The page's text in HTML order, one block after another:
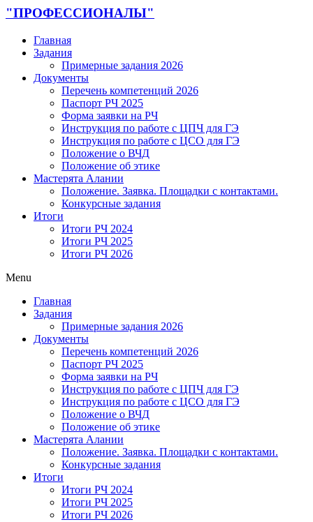
"ПРОФЕССИОНАЛЫ"
Главная
Задания
Примерные задания 2026
Документы
Перечень компетенций 2026
Паспорт РЧ 2025
Форма заявки на РЧ
Инструкция по работе с ЦПЧ для ГЭ
Инструкция по работе с ЦСО для ГЭ
Положение о ВЧД
Положение об этике
Мастерята Алании
Положение. Заявка. Площадки с контактами.
Конкурсные задания
Итоги
Итоги РЧ 2024
Итоги РЧ 2025
Итоги РЧ 2026
Menu
Главная
Задания
Примерные задания 2026
Документы
Перечень компетенций 2026
Паспорт РЧ 2025
Форма заявки на РЧ
Инструкция по работе с ЦПЧ для ГЭ
Инструкция по работе с ЦСО для ГЭ
Положение о ВЧД
Положение об этике
Мастерята Алании
Положение. Заявка. Площадки с контактами.
Конкурсные задания
Итоги
Итоги РЧ 2024
Итоги РЧ 2025
Итоги РЧ 2026